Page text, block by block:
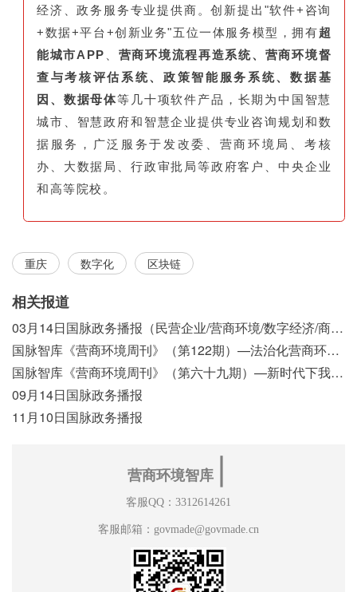
经济、政务服务专业提供商。创新提出"软件+咨询
+数据+平台+创新业务"五位一体服务模型，拥有超
能城市APP
营商环境流程再造系统、营商环境督
查与考核评估系统、政策智能服务系统、数据基
因、数据母体等几十项软件产品，长期为中国智慧
城市、智慧政府和智慧企业提供专业咨询规划和数
据服务，广泛服务于发改委、营商环境局、考核
办、大数据局、行政审批局等政府客户、中央企业
和高等院校。
重庆 数字化 区块链
相关报道
03月14日国脉政务播报（民营企业/营商环境/数字经济/商事制度改革）
国脉智库《营商环境周刊》（第122期）—法治化营商环境视域下我国行政执法公示制度浅析
国脉智库《营商环境周刊》（第六十九期）—新时代下我国营商环境标准体系构建初探
09月14日国脉政务播报
11月10日国脉政务播报
营商环境智库
客服QQ：3312614261
客服邮箱：govmade@govmade.cn